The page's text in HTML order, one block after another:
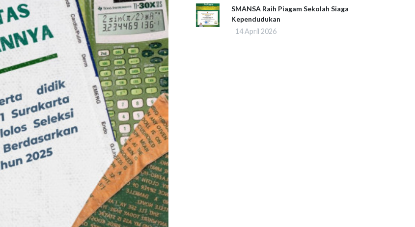
SMANSA Raih Piagam Sekolah Siaga
Kependudukan
14 April 2026